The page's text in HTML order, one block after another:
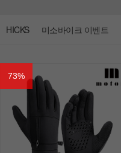
HICKS 미소바이크 이벤트
73%